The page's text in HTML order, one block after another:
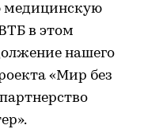
медицинскую
в этом
нашего
«Мир без